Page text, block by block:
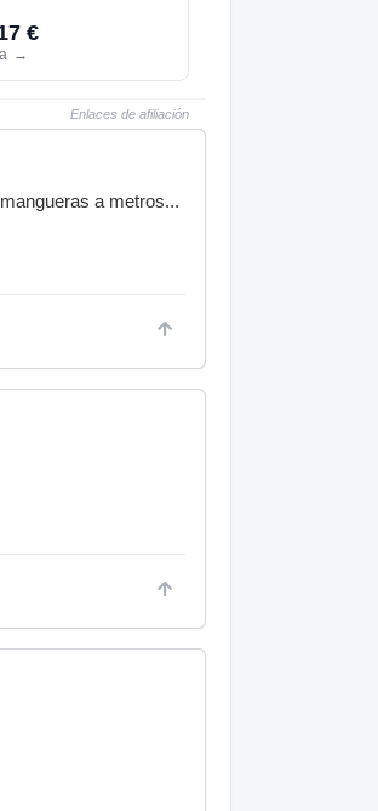
€
→
Enlaces de afiliación
a metros...